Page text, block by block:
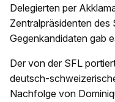
Delegierten per
Zentralpräsidenten des
Gegenkandidaten gab
Der von der SFL
deutsch-
Nachfolge von